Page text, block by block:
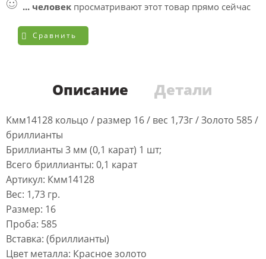
... человек просматривают этот товар прямо сейчас
Сравнить
Описание Детали
Кмм14128 кольцо / размер 16 / вес 1,73г / Золото 585 /
бриллианты
Бриллианты 3 мм (0,1 карат) 1 шт;
Всего бриллианты: 0,1 карат
Артикул: Кмм14128
Вес: 1,73 гр.
Размер: 16
Проба: 585
Вставка: (бриллианты)
Цвет металла: Красное золото